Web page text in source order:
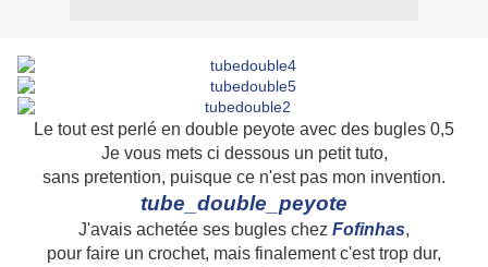
Le tout est perlé en double peyote avec des bugles 0,5
Je vous mets ci dessous un petit tuto,
sans pretention, puisque ce n'est pas mon invention.
tube_double_peyote
J'avais achetée ses bugles chez Fofinhas,
pour faire un crochet, mais finalement c'est trop dur,